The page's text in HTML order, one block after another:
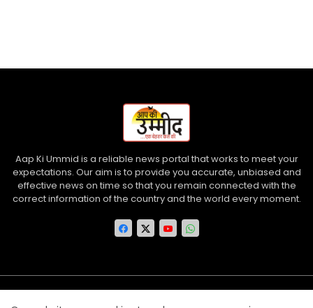
Aap Ki Ummid is a reliable news portal that works to meet your
expectations. Our aim is to provide you accurate, unbiased and
effective news on time so that you remain connected with the
correct information of the country and the world every moment.